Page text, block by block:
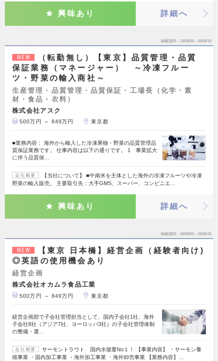
興味あり 詳細へ
掲載期間 26/08/06～26/08/19
NEW
（転勤無し）【東京】品質管理・品質
保証業務（マネージャー） ～冷凍フルー
ツ・野菜の輸入商社～
生産管理・品質管理・品質保証・工場長（化学・素
材・食品・衣料）
株式会社アスク
500万円 ～ 849万円 東京都
■業務内容： 海外から輸入した冷凍果物・野菜の品質管理品
質保証業務です。 仕事内容は以下の通りです。 1 事業拡大
に伴う品質保…
会社概要
【当社について】 ■中南米を主体とした海外の冷凍フルーツや冷凍
野菜の輸入販売。 主要取引先：大手GMS、スーパー、コンビニエ…
興味あり 詳細へ
掲載期間 26/08/06～26/08/19
NEW
【東京 日本橋】経営企画（経験者向け)
◎英語の使用機会あり
経営企画
株式会社オカムラ食品工業
500万円 ～ 849万円 東京都
経営企画部で子会社管理担当として、国内子会社1社、海外
子会社8社（アジア7社、ヨーロッパ3社）の子会社管理体制
の整備・運…
会社概要
サーモントラウト 国内水揚量No１！ 【事業内容】 ・サーモン養
殖事業 ・国内加工事業 ・海外加工事業 ・海外卸売事業 【業務内容】…